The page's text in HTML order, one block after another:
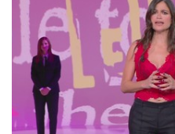
vicenda mettendo in fila
controversi e i protagonisti di
fine.